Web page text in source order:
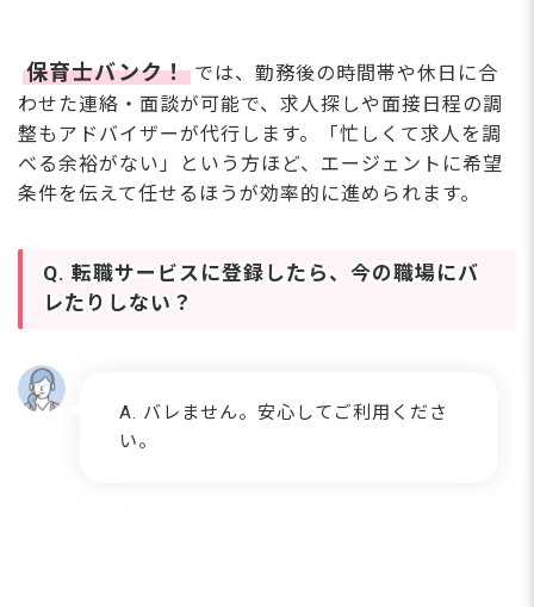
保育士バンク！ では、勤務後の時間帯や休日に合
わせた連絡・面談が可能で、求人探しや面接日程の調
整もアドバイザーが代行します。「忙しくて求人を調
べる余裕がない」という方ほど、エージェントに希望
条件を伝えて任せるほうが効率的に進められます。
Q. 転職サービスに登録したら、今の職場にバ
レたりしない？
A. バレません。安心してご利用くださ
い。